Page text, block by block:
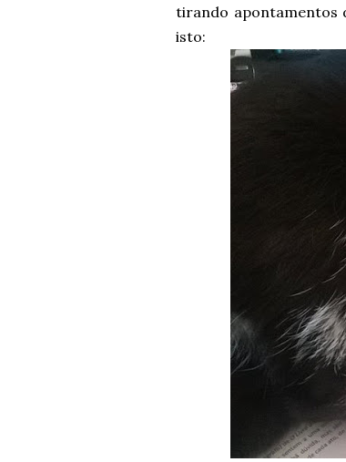
tirando apontamentos
isto: